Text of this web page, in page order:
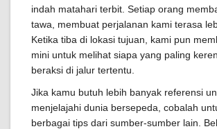
indah matahari terbit. Setiap orang
tawa, membuat perjalanan kami terasa
Ketika tiba di lokasi tujuan, kami pun
mini untuk melihat siapa yang paling
beraksi di jalur tertentu.
Jika kamu butuh lebih banyak referensi
menjelajahi dunia bersepeda, cobalah
berbagai tips dari sumber-sumber lain.